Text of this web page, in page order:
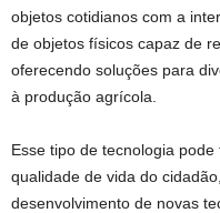
objetos cotidianos com a
de objetos físicos capaz de
oferecendo soluções para
à produção agrícola.
Esse tipo de tecnologia
qualidade de vida do
desenvolvimento de novas